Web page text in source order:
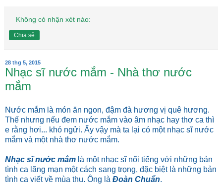
Không có nhận xét nào:
Chia sẻ
28 thg 5, 2015
Nhạc sĩ nước mắm - Nhà thơ nước
mắm
Nước mắm là món ăn ngon, đậm đà hương vị quê hương.
Thế nhưng nếu đem nước mắm vào âm nhạc hay thơ ca thì
e rằng hơi... khó ngửi. Ấy vậy mà ta lại có một nhạc sĩ nước
mắm và một nhà thơ nước mắm.
Nhạc sĩ nước mắm là một nhạc sĩ nổi tiếng với những bản
tình ca lãng mạn một cách sang trọng, đặc biệt là những bản
tình ca viết về mùa thu. Ông là Đoàn Chuẩn.